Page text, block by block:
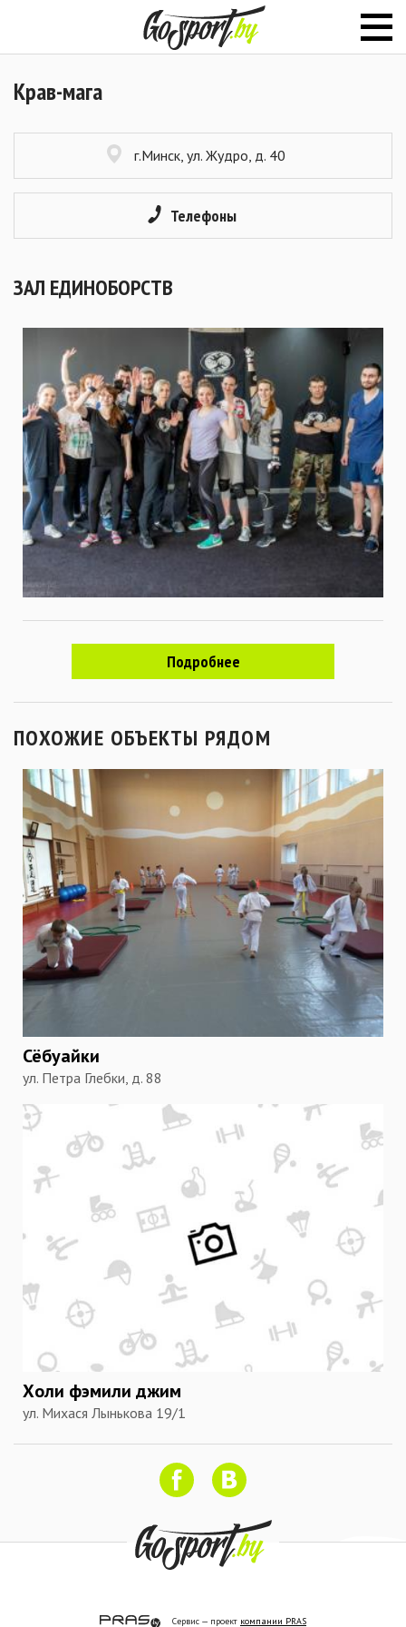
Крав-мага
г.Минск, ул. Жудро, д. 40
Телефоны
ЗАЛ ЕДИНОБОРСТВ
Подробнее
ПОХОЖИЕ ОБЪЕКТЫ РЯДОМ
Сёбуайки
ул. Петра Глебки, д. 88
Холи фэмили джим
ул. Михася Лынькова 19/1
Сервис — проект компании PRAS